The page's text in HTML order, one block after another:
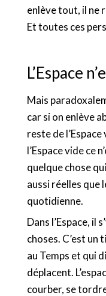
enlève tout, il ne
Et toutes ces
L’Espace
Mais
car si on enlève
reste de
l’Espace vide ce
quelque chose
aussi réelles que
quotidienne.
Dans l’Espace, il
choses. C’est
au Temps et qui
déplacent.
courber, se